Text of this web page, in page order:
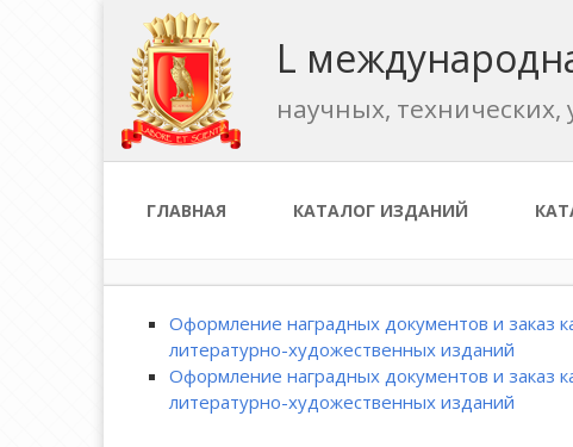
L
научных,
ГЛАВНАЯ КАТАЛОГ ИЗДАНИЙ
Оформление наградных документов и заказ
литературно-художественных изданий
Оформление наградных документов и заказ
литературно-художественных изданий